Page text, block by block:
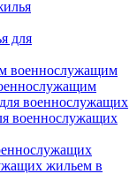
для
военнослужащим
военнослужащих
военнослужащих
жильем в